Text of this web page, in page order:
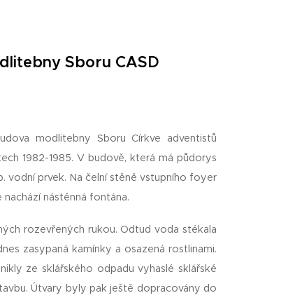
Sboru CASD
modlitebny Sboru Církve adventistů
1982-1985. V budově, která má půdorys
vodní prvek. Na čelní stěně vstupního foyer
nástěnná fontána.
rozevřených rukou. Odtud voda stékala
zasypaná kamínky a osazená rostlinami.
ze sklářského odpadu vyhaslé sklářské
Útvary byly pak ještě dopracovány do